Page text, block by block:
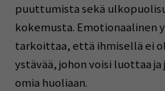
puuttumista sekä
kokemusta. Emotionaalinen
tarkoittaa, että ihmisellä ei
ystävää, johon voisi luottaa ja
omia huoliaan.